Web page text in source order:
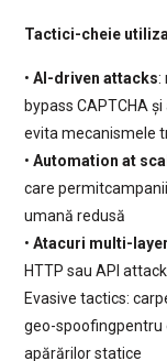
Tactici-cheie
• AI-driven attacks:
bypass CAPTCHA
evita mecanismele
• Automation at
care
umană redusă
• Atacuri multi-
HTTP sau API
Evasive tactics:
geo-spoofingpentru
apărărilor statice